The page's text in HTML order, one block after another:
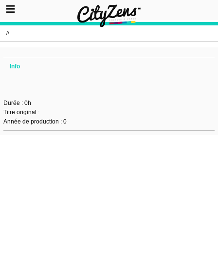
//
Info
Durée : 0h
Titre original :
Année de production : 0